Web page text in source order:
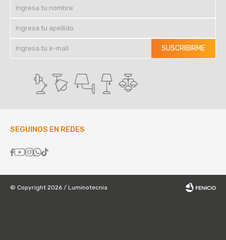
SUSCRIBIRME
SEGUINOS EN REDES

© Copyright 2026 / Luminotecnia